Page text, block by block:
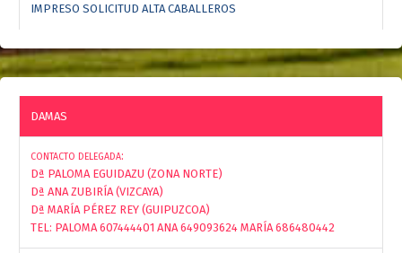
IMPRESO SOLICITUD ALTA CABALLEROS
DAMAS
CONTACTO DELEGADA:
Dª PALOMA EGUIDAZU (ZONA NORTE)
Dª ANA ZUBIRÍA (VIZCAYA)
Dª MARÍA PÉREZ REY (GUIPUZCOA)
TEL: PALOMA 607444401 ANA 649093624 MARÍA 686480442